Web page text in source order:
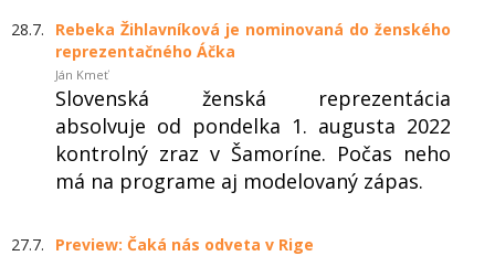
28.7.
Rebeka Žihlavníková je nominovaná do ženského
reprezentačného Áčka
Ján Kmeť
Slovenská ženská reprezentácia
absolvuje od pondelka 1. augusta 2022
kontrolný zraz v Šamoríne. Počas neho
má na programe aj modelovaný zápas.
27.7. Preview: Čaká nás odveta v Rige